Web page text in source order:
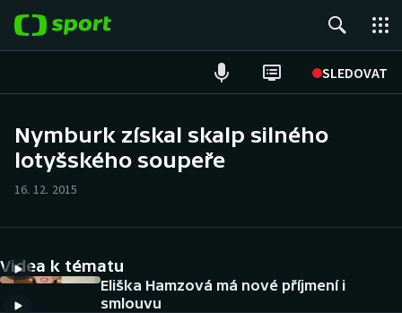
SLEDOVAT
Hokej
Cyklistika
Nymburk získal skalp silného
lotyšského soupeře
16. 12. 2015
Videa k tématu
Eliška Hamzová má nové příjmení i
smlouvu